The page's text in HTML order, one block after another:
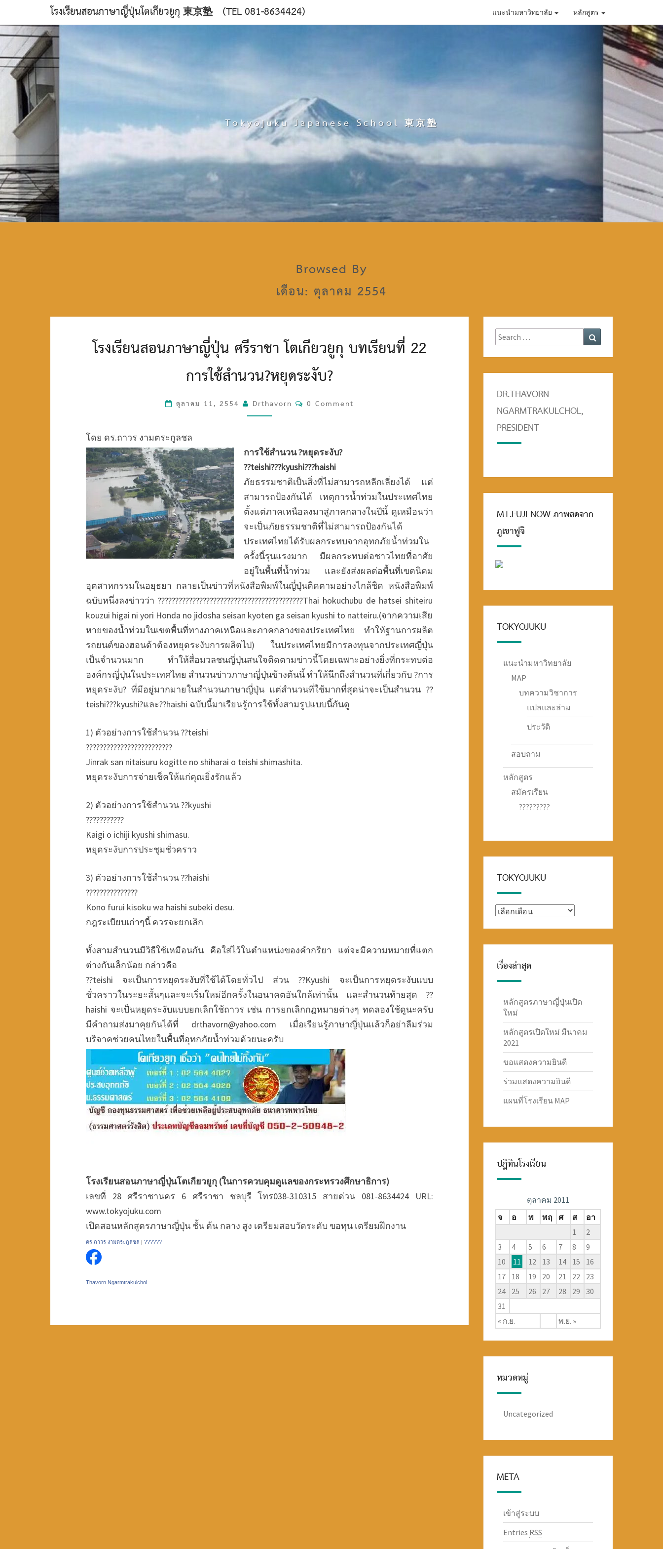
โรงเรียนสอนภาษาญี่ปุ่นโตเกียวยูกุ 東京塾 (TEL 081-8634424) แนะนำมหาวิทยาลัย หลักสูตร
Tokyojuku Japanese School 東京塾
Browsed By
เดือน: ตุลาคม 2554
ร
ง
รี
น
ส
ภ
า
ษ
า
ปุ่
น
ศ
รี
ร
า
ช
า
โ
ต
กี
ย
ว
ยู
กุ
ย
ห
ด
ร
ะ
งั
บ
?
โรงเรียนสอนภาษาญี่ปุ่น ศรีราชา โตเกียวยูกุ บทเรียนที่ 22
การใช้สำนวน?หยุดระงับ?
ตุลาคม 11, 2554 Drthavorn
C
E
N
T
S
0 Comment
โดย ดร.ถาวร งามตระกูลชล
การใช้สำนวน ?หยุดระงับ?
??teishi???kyushi???haishi
ภัยธรรมชาติเป็นสิ่งที่ไม่สามารถหลีกเลี่ยงได้ แต่
สามารถป้องกันได้ เหตุการน้ำท่วมในประเทศไทย
ตั้งแต่ภาคเหนือลงมาสู่ภาคกลางในปีนี้ ดูเหมือนว่า
จะเป็นภัยธรรมชาติที่ไม่สามารถป้องกันได้
ประเทศไทยได้รับผลกระทบจากอุทกภัยน้ำท่วมใน
ครั้งนี้รุนแรงมาก มีผลกระทบต่อชาวไทยที่อาศัย
อยู่ในพื้นที่น้ำท่วม และยังส่งผลต่อพื้นที่เขตนิคม
อุตสาหกรรมในอยุธยา กลายเป็นข่าวที่หนังสือพิมพ์ในญี่ปุ่นติดตามอย่างไกล้ชิด หนังสือพิมพ์
ฉบับหนึ่งลงข่าวว่า ??????????????????????????????????????????Thai hokuchubu de hatsei shiteiru
kouzui higai ni yori Honda no jidosha seisan kyoten ga seisan kyushi to natteiru.(จากความเสีย
หายของน้ำท่วมในเขตพื้นที่ทางภาคเหนือและภาคกลางของประเทศไทย ทำให้ฐานการผลิต
รถยนต์ของฮอนด้าต้องหยุดระงับการผลิตไป) ในประเทศไทยมีการลงทุนจากประเทศญี่ปุ่น
เป็นจำนวนมาก ทำให้สื่อมวลชนญี่ปุ่นสนใจติดตามข่าวนี้โดยเฉพาะอย่างยิ่งที่กระทบต่อ
องค์กรญี่ปุ่นในประเทศไทย สำนวนข่าวภาษาญี่ปุ่นข้างต้นนี้ ทำให้นึกถึงสำนวนที่เกี่ยวกับ ?การ
หยุดระงับ? ที่มีอยู่มากมายในสำนวนภาษาญี่ปุ่น แต่สำนวนที่ใช้มากที่สุดน่าจะเป็นสำนวน ??
teishi???kyushi?และ??haishi ฉบับนี้มาเรียนรู้การใช้ทั้งสามรูปแบบนี้กันดู
1) ตัวอย่างการใช้สำนวน ??teishi
?????????????????????????
Jinrak san nitaisuru kogitte no shiharai o teishi shimashita.
หยุดระงับการจ่ายเช็คให้แก่คุณยิ่งรักแล้ว
2) ตัวอย่างการใช้สำนวน ??kyushi
???????????
Kaigi o ichiji kyushi shimasu.
หยุดระงับการประชุมชั่วคราว
3) ตัวอย่างการใช้สำนวน ??haishi
???????????????
Kono furui kisoku wa haishi subeki desu.
กฎระเบียบเก่าๆนี้ ควรจะยกเลิก
ทั้งสามสำนวนมีวิธีใช้เหมือนกัน คือใส่ไว้ในตำแหน่งของคำกริยา แต่จะมีความหมายที่แตก
ต่างกันเล็กน้อย กล่าวคือ
??teishi จะเป็นการหยุดระงับที่ใช้ได้โดยทั่วไป ส่วน ??Kyushi จะเป็นการหยุดระงับแบบ
ชั่วคราวในระยะสั้นๆและจะเริ่มใหม่อีกครั้งในอนาคตอันใกล้เท่านั้น และสำนวนท้ายสุด ??
haishi จะเป็นหยุดระงับแบบยกเลิกใช้ถาวร เช่น การยกเลิกกฎหมายต่างๆ ทดลองใช้ดูนะครับ
มีคำถามส่งมาคุยกันได้ที่ drthavorn@yahoo.com เมื่อเรียนรู้ภาษาญี่ปุ่นแล้วก็อย่าลืมร่วม
บริจาคช่วยคนไทยในพื้นที่อุทกภัยน้ำท่วมด้วยนะครับ
โรงเรียนสอนภาษาญี่ปุ่นโตเกียวยูกุ (ในการควบคุมดูแลของกระทรวงศึกษาธิการ)
เลขที่ 28 ศรีราชานคร 6 ศรีราชา ชลบุรี โทร038-310315 สายด่วน 081-8634424 URL:
www.tokyojuku.com
เปิดสอนหลักสูตรภาษาญี่ปุ่น ชั้น ต้น กลาง สูง เตรียมสอบวัดระดับ ขอทุน เตรียมฝึกงาน
ดร.ถาวร งามตระกูลชล | ??????
Thavorn Ngarmtrakulchol
Search
for:
DR.THAVORN
NGARMTRAKULCHOL,
PRESIDENT
MT.FUJI NOW ภาพสดจาก
ภูเขาฟูจิ
TOKYOJUKU
แนะนำมหาวิทยาลัย
MAP
บทความวิชาการ
แปลและล่าม
ประวัติ
สอบถาม
หลักสูตร
สมัครเรียน
?????????
TOKYOJUKU
TOKYOJUKU
เรื่องล่าสุด
หลักสูตรภาษาญี่ปุ่นเปิด
ใหม่
หลักสูตรเปิดใหม่ มีนาคม
2021
ขอแสดงความยินดี
ร่วมแสดงความยินดี
แผนที่โรงเรียน MAP
ปฎิทินโรงเรียน
ตุลาคม 2011
จ
อ พ พฤ ศ ส อา
« ก.ย. พ.ย. »
1
2
3
4 5 6 7 8
9
10
11 12 13 14 15
16
17
18 19 20 21 22
23
24
25 26 27 28 29
30
31
หมวดหมู่
Uncategorized
META
เข้าสู่ระบบ
Entries RSS